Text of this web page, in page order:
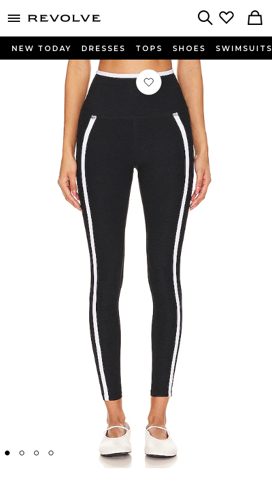
menu - shows more content
NEW TODAY DRESSES TOPS SHOES SWIMSUITS
Préféré LEGGINGS SPACEDYE